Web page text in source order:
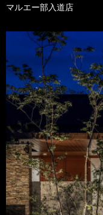
マルエー部入道店